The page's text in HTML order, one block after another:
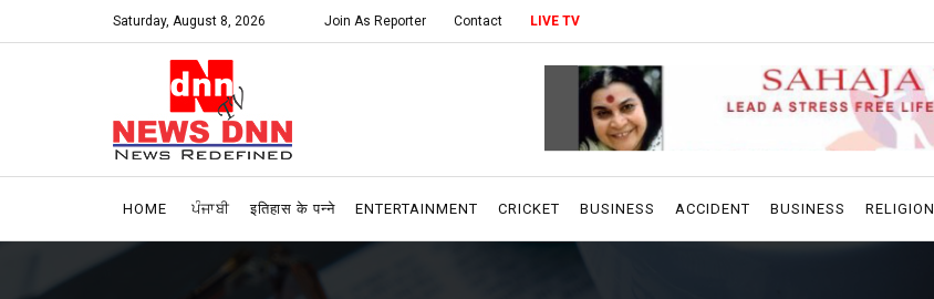
Saturday, August 8, 2026 Join As Reporter Contact LIVE TV
HOME ਪੰਜਾਬੀ इतिहास के पन्ने ENTERTAINMENT CRICKET BUSINESS ACCIDENT BUSINESS RELIGION